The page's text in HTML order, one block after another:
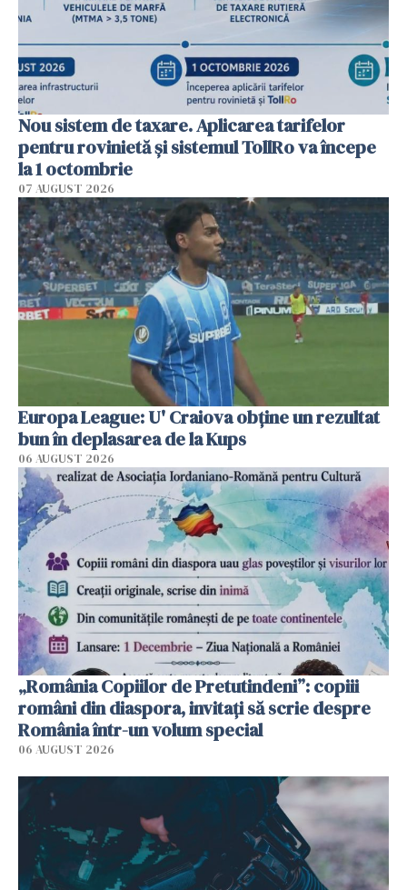
Nou sistem de taxare. Aplicarea tarifelor
pentru rovinietă şi sistemul TollRo va începe
la 1 octombrie
07 AUGUST 2026
Europa League: U' Craiova obține un rezultat
bun în deplasarea de la Kups
06 AUGUST 2026
„România Copiilor de Pretutindeni”: copiii
români din diaspora, invitați să scrie despre
România într-un volum special
06 AUGUST 2026